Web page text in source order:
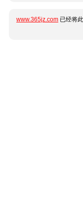
www.365jz.com 已经将